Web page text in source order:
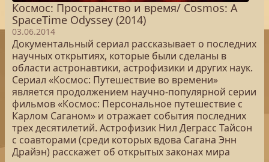
Космос: Пространство и время/ Cosmos: A
SpaceTime Odyssey (2014)
03.06.2014
Документальный сериал рассказывает о последних
научных открытиях, которые были сделаны в
области астронавтики, астрофизики и других наук.
Сериал «Космос: Путешествие во времени»
является продолжением научно-популярной серии
фильмов «Космос: Персональное путешествие с
Карлом Саганом» и отражает события последних
трех десятилетий. Астрофизик Нил Деграсс Тайсон
с соавторами (среди которых вдова Сагана Энн
Драйэн) расскажет об открытых законах мира